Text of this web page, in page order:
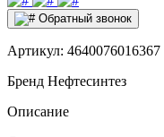
Обратный звонок
Артикул: 4640076016367
Бренд Нефтесинтез
Описание